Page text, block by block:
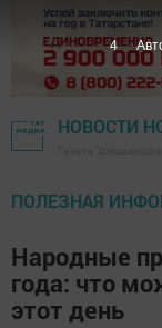
НОВОСТИ
ПОЛЕЗНАЯ
Народные
года: что
этот день
3